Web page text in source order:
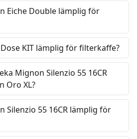
Eiche Double lämplig för
KIT lämplig för filterkaffe?
Mignon Silenzio 55 16CR
Oro XL?
Silenzio 55 16CR lämplig för